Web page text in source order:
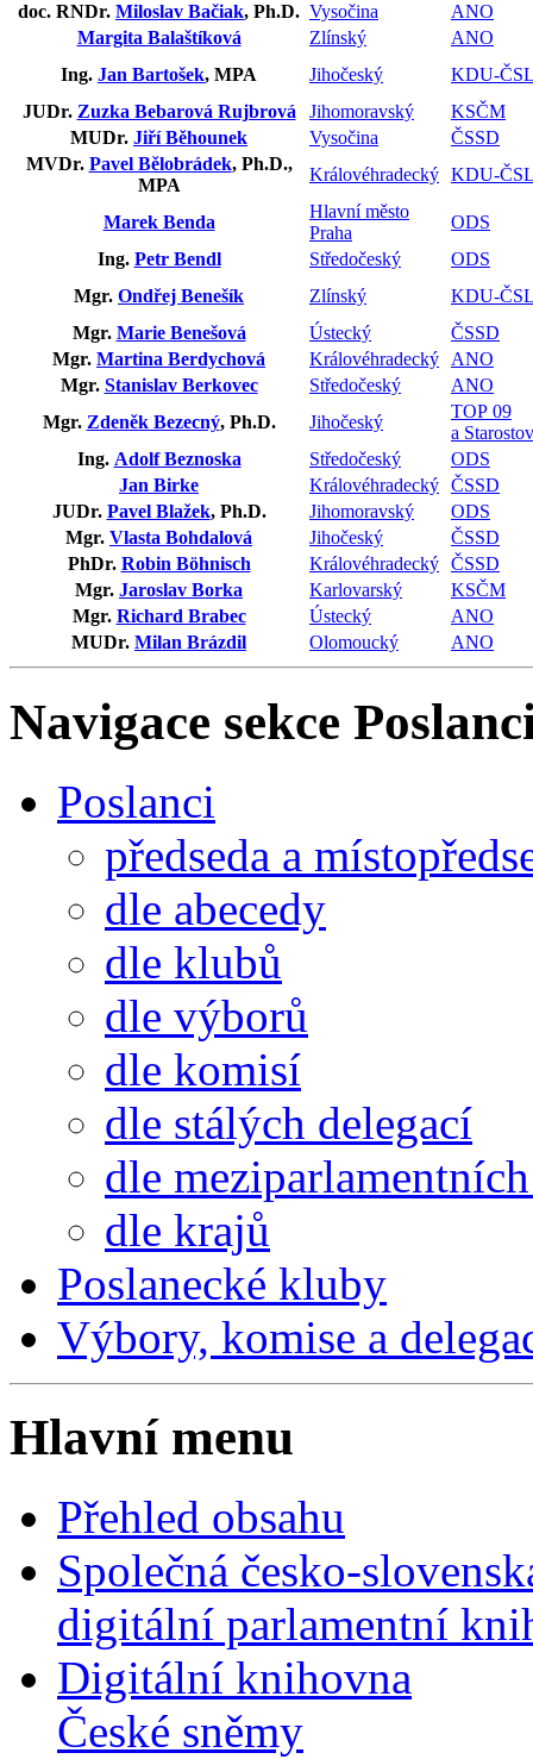
doc. RNDr. Miloslav Bačiak, Ph.D. Vysočina
ANO
Margita Balaštíková
Zlínský
ANO
Ing. Jan Bartošek, MPA Jihočeský
KDU-
JUDr. Zuzka Bebarová Rujbrová Jihomoravský
KSČM
MUDr. Jiří Běhounek Vysočina
ČSSD
MVDr. Pavel Bělobrádek, Ph.D.,
MPA
Královéhradecký KDU-
Marek Benda
Hlavní město
Praha
ODS
Ing. Petr Bendl Středočeský
ODS
Mgr. Ondřej Benešík Zlínský
KDU-
Mgr. Marie Benešová Ústecký
ČSSD
Mgr. Martina Berdychová Královéhradecký
ANO
Mgr. Stanislav Berkovec Středočeský
ANO
Mgr. Zdeněk Bezecný, Ph.D. Jihočeský
TOP 09
a
Ing. Adolf Beznoska Středočeský
ODS
Jan Birke
Královéhradecký ČSSD
JUDr. Pavel Blažek, Ph.D. Jihomoravský
ODS
Mgr. Vlasta Bohdalová Jihočeský
ČSSD
PhDr. Robin Böhnisch Královéhradecký ČSSD
Mgr. Jaroslav Borka Karlovarský
KSČM
Mgr. Richard Brabec Ústecký
ANO
MUDr. Milan Brázdil Olomoucký ANO
Navigace sekce
Poslanci
předseda a
dle abecedy
dle klubů
dle výborů
dle komisí
dle stálých delegací
dle
dle krajů
Poslanecké kluby
Výbory, komise a
Hlavní menu
Přehled obsahu
Společná česko-
digitální parlamentní
Digitální knihovna
České sněmy